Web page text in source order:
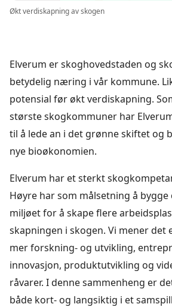
Økt verdiskapning av skogen
Elverum er skoghovedstaden og
betydelig næring i vår kommune.
potensial før økt verdiskapning.
største skogkommuner har
til å lede an i det grønne skiftet og
nye bioøkonomien.
Elverum har et sterkt
Høyre har som målsetning å
miljøet for å skape ﬂere
skapningen i skogen. Vi mener det
mer forskning- og utvikling,
innovasjon, produktutvikling og
råvarer. I denne sammenheng er
både kort- og langsiktig i et